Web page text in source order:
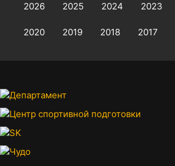
2026 2025 2024 2023
2020 2019 2018 2017